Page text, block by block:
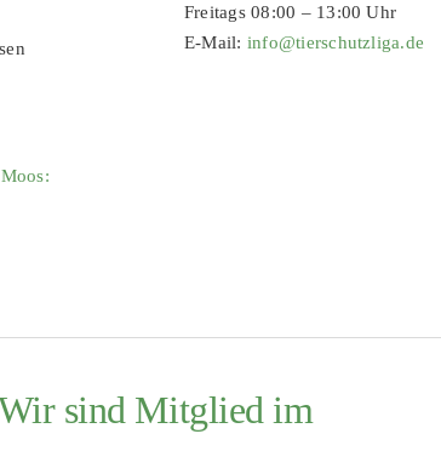
Freitags 08:00 – 13:00 Uhr
E-Mail: info@tierschutzliga.de
sind Mitglied im